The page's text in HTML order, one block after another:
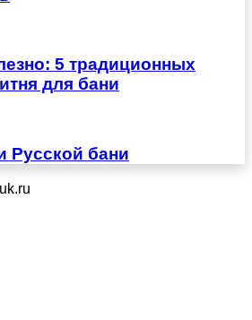
5 традиционных
для бани
Русской бани